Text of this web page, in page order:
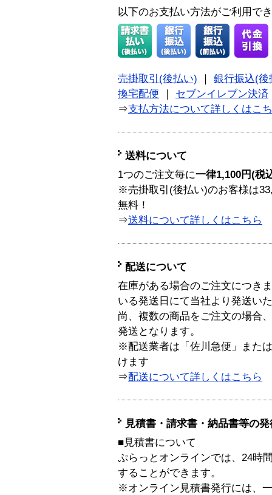
以下のお支払い方法がご利用で
売掛取引(後払い)
銀行振込(後
換宅配便
セブンイレブン決済
⇒支払方法について詳しくはこ
送料について
1つのご注文毎に一律1,100円(税
※売掛取引(後払い)のお客様は
無料！
⇒送料について詳しくはこちら
配送について
在庫がある場合のご注文につき
いる発送日にて当社より発送い
尚、複数の商品をご注文の場合
発送となります。
※配送業者は「佐川急便」また
けます
⇒配送について詳しくはこちら
見積書・請求書・納品書等の
■見積書について
ぷらっとオンラインでは、24時
することができます。
※オンライン見積書発行には、